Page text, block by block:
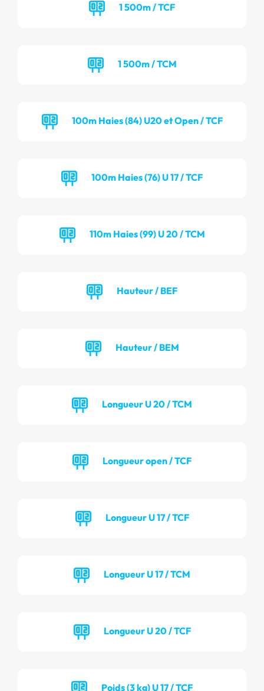
1 500m / TCF
1 500m / TCM
100m Haies (84) U20 et Open / TCF
100m Haies (76) U 17 / TCF
110m Haies (99) U 20 / TCM
Hauteur / BEF
Hauteur / BEM
Longueur U 20 / TCM
Longueur open / TCF
Longueur U 17 / TCF
Longueur U 17 / TCM
Longueur U 20 / TCF
Poids (3 kg) U 17 / TCF